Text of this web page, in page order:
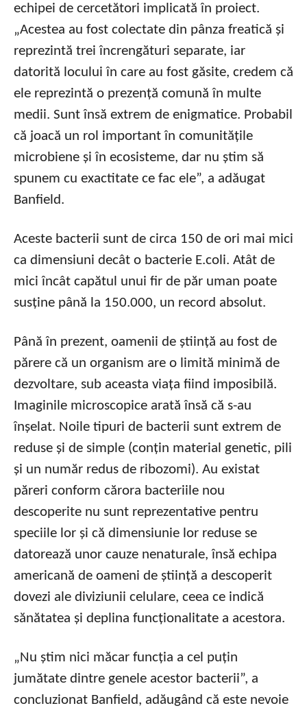
echipei de cercetători implicată în proiect.
„Acestea au fost colectate din pânza freatică și
reprezintă trei încrengături separate, iar
datorită locului în care au fost găsite, credem că
ele reprezintă o prezență comună în multe
medii. Sunt însă extrem de enigmatice. Probabil
că joacă un rol important în comunitățile
microbiene și în ecosisteme, dar nu știm să
spunem cu exactitate ce fac ele”, a adăugat
Banfield.
Aceste bacterii sunt de circa 150 de ori mai mici
ca dimensiuni decât o bacterie E.coli. Atât de
mici încât capătul unui fir de păr uman poate
susține până la 150.000, un record absolut.
Până în prezent, oamenii de știință au fost de
părere că un organism are o limită minimă de
dezvoltare, sub aceasta viața fiind imposibilă.
Imaginile microscopice arată însă că s-au
înșelat. Noile tipuri de bacterii sunt extrem de
reduse și de simple (conțin material genetic, pili
și un număr redus de ribozomi). Au existat
păreri conform cărora bacteriile nou
descoperite nu sunt reprezentative pentru
speciile lor și că dimensiunie lor reduse se
datorează unor cauze nenaturale, însă echipa
americană de oameni de știință a descoperit
dovezi ale diviziunii celulare, ceea ce indică
sănătatea și deplina funcționalitate a acestora.
„Nu știm nici măcar funcția a cel puțin
jumătate dintre genele acestor bacterii”, a
concluzionat Banfield, adăugând că este nevoie